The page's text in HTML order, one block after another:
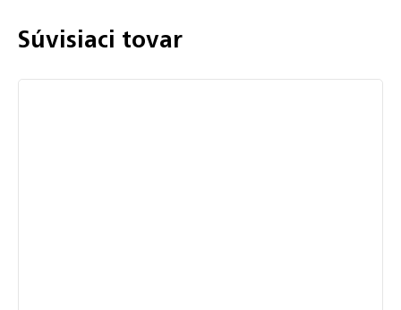
Súvisiaci tovar